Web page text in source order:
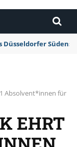
Düsseldorfer
Absolvent*innen für
EHRT